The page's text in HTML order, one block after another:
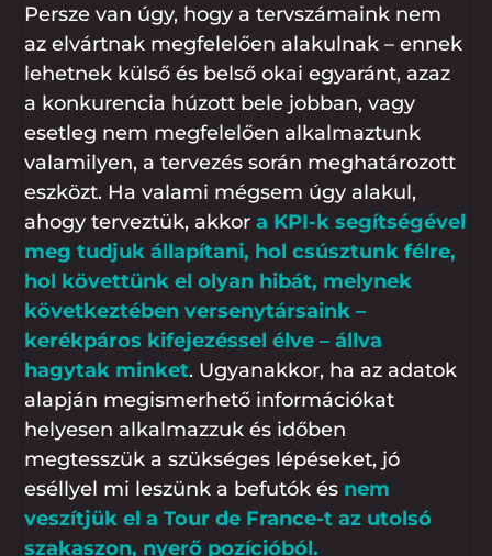
Persze van úgy, hogy a tervszámaink nem
az elvártnak megfelelően alakulnak – ennek
lehetnek külső és belső okai egyaránt, azaz
a konkurencia húzott bele jobban, vagy
esetleg nem megfelelően alkalmaztunk
valamilyen, a tervezés során meghatározott
eszközt. Ha valami mégsem úgy alakul,
ahogy terveztük, akkora KPI-k segítségével
meg tudjuk állapítani, hol csúsztunk félre,
hol követtünk el olyan hibát, melynek
következtében versenytársaink –
kerékpáros kifejezéssel élve – állva
hagytak minket. Ugyanakkor, ha az adatok
alapján megismerhető információkat
helyesen alkalmazzuk és időben
megtesszük a szükséges lépéseket, jó
eséllyel mi leszünk a befutók és nem
veszítjük el a Tour de France-t az utolsó
szakaszon, nyerő pozícióból.